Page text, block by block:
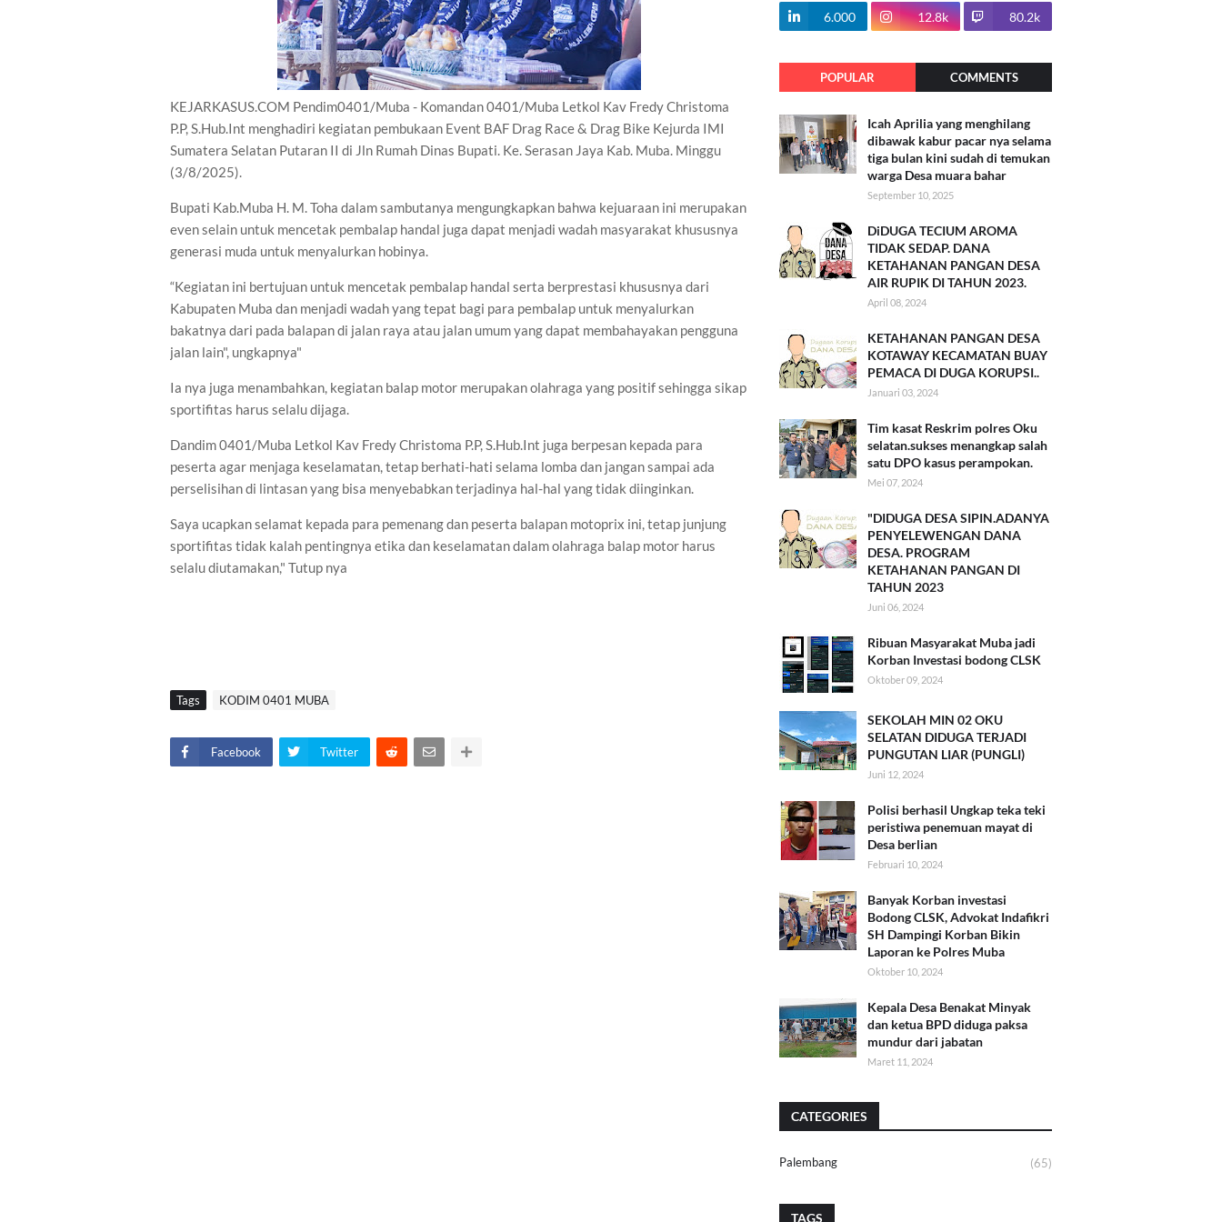
KEJARKASUS.COM Pendim0401/Muba - Komandan 0401/Muba Letkol Kav Fredy Christoma
P.P, S.Hub.Int menghadiri kegiatan pembukaan Event BAF Drag Race & Drag Bike Kejurda IMI
Sumatera Selatan Putaran II di Jln Rumah Dinas Bupati. Ke. Serasan Jaya Kab. Muba. Minggu
(3/8/2025).
Bupati Kab.Muba H. M. Toha dalam sambutanya mengungkapkan bahwa kejuaraan ini merupakan
even selain untuk mencetak pembalap handal juga dapat menjadi wadah masyarakat khususnya
generasi muda untuk menyalurkan hobinya.
“Kegiatan ini bertujuan untuk mencetak pembalap handal serta berprestasi khususnya dari
Kabupaten Muba dan menjadi wadah yang tepat bagi para pembalap untuk menyalurkan
bakatnya dari pada balapan di jalan raya atau jalan umum yang dapat membahayakan pengguna
jalan lain", ungkapnya"
Ia nya juga menambahkan, kegiatan balap motor merupakan olahraga yang positif sehingga sikap
sportifitas harus selalu dijaga.
Dandim 0401/Muba Letkol Kav Fredy Christoma P.P, S.Hub.Int juga berpesan kepada para
peserta agar menjaga keselamatan, tetap berhati-hati selama lomba dan jangan sampai ada
perselisihan di lintasan yang bisa menyebabkan terjadinya hal-hal yang tidak diinginkan.
Saya ucapkan selamat kepada para pemenang dan peserta balapan motoprix ini, tetap junjung
sportifitas tidak kalah pentingnya etika dan keselamatan dalam olahraga balap motor harus
selalu diutamakan," Tutup nya
Tags KODIM 0401 MUBA
Facebook Twitter
100.7k
6.000 12.8k 80.2k
POPULAR COMMENTS
Icah Aprilia yang menghilang
dibawak kabur pacar nya selama
tiga bulan kini sudah di temukan
warga Desa muara bahar
September 10, 2025
DiDUGA TECIUM AROMA
TIDAK SEDAP. DANA
KETAHANAN PANGAN DESA
AIR RUPIK DI TAHUN 2023.
April 08, 2024
KETAHANAN PANGAN DESA
KOTAWAY KECAMATAN BUAY
PEMACA DI DUGA KORUPSI..
Januari 03, 2024
Tim kasat Reskrim polres Oku
selatan.sukses menangkap salah
satu DPO kasus perampokan.
Mei 07, 2024
"DIDUGA DESA SIPIN.ADANYA
PENYELEWENGAN DANA
DESA. PROGRAM
KETAHANAN PANGAN DI
TAHUN 2023
Juni 06, 2024
Ribuan Masyarakat Muba jadi
Korban Investasi bodong CLSK
Oktober 09, 2024
SEKOLAH MIN 02 OKU
SELATAN DIDUGA TERJADI
PUNGUTAN LIAR (PUNGLI)
Juni 12, 2024
Polisi berhasil Ungkap teka teki
peristiwa penemuan mayat di
Desa berlian
Februari 10, 2024
Banyak Korban investasi
Bodong CLSK, Advokat Indafikri
SH Dampingi Korban Bikin
Laporan ke Polres Muba
Oktober 10, 2024
Kepala Desa Benakat Minyak
dan ketua BPD diduga paksa
mundur dari jabatan
Maret 11, 2024
CATEGORIES
Palembang (65)
TAGS